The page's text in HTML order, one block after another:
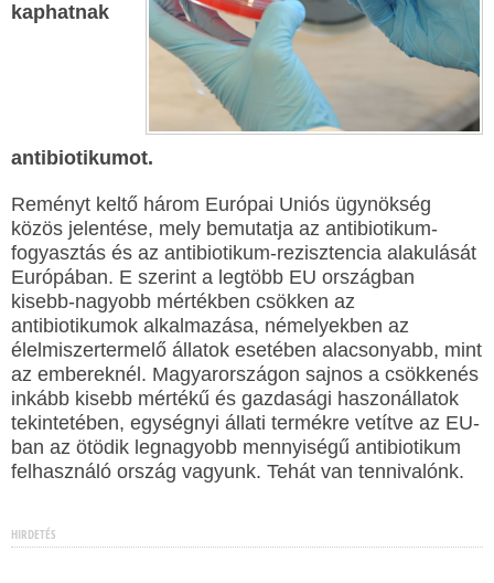
kaphatnak
antibiotikumot.
Reményt keltő három Európai Uniós ügynökség
közös jelentése, mely bemutatja az antibiotikum-
fogyasztás és az antibiotikum-rezisztencia alakulását
Európában. E szerint a legtöbb EU országban
kisebb-nagyobb mértékben csökken az
antibiotikumok alkalmazása, némelyekben az
élelmiszertermelő állatok esetében alacsonyabb, mint
az embereknél. Magyarországon sajnos a csökkenés
inkább kisebb mértékű és gazdasági haszonállatok
tekintetében, egységnyi állati termékre vetítve az EU-
ban az ötödik legnagyobb mennyiségű antibiotikum
felhasználó ország vagyunk. Tehát van tennivalónk.
HIRDETÉS